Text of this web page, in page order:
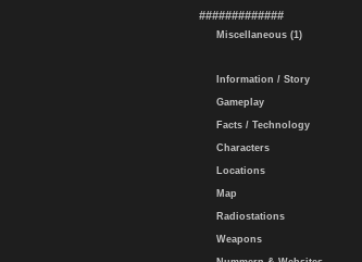
#############
Miscellaneous (1)
Information / Story
Gameplay
Facts / Technology
Characters
Locations
Map
Radiostations
Weapons